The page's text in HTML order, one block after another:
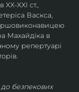
XXI ст.,
Васкса,
Махайдіка в
репертуарі
безпекових